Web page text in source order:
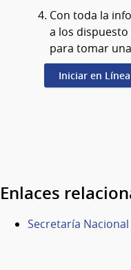
Con toda la
a los
para tomar
Iniciar en Línea
Enlaces
Secretaría